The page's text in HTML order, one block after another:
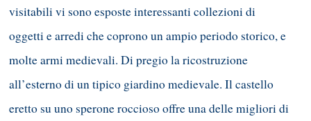
visitabili vi sono esposte interessanti collezioni di
oggetti e arredi che coprono un ampio periodo storico, e
molte armi medievali. Di pregio la ricostruzione
all’esterno di un tipico giardino medievale. Il castello
eretto su uno sperone roccioso offre una delle migliori di